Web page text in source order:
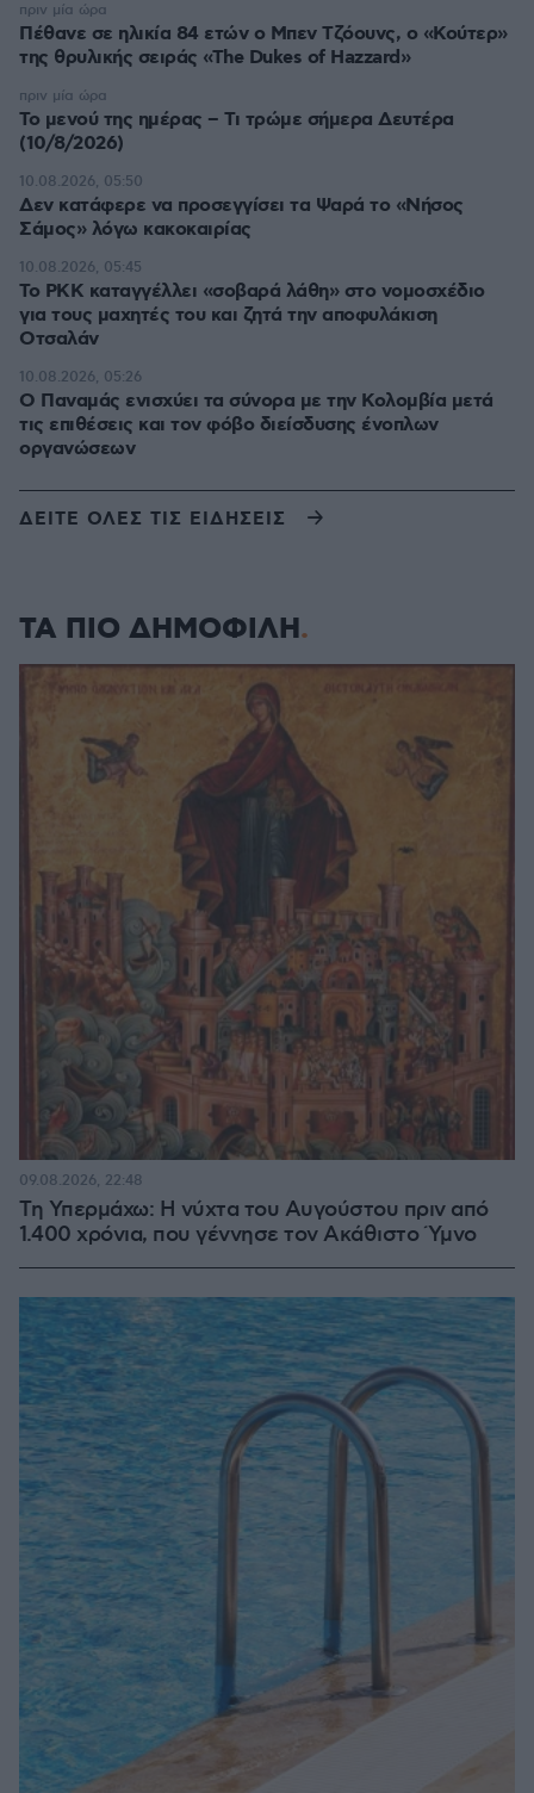
Πέθανε σε ηλικία 84 ετών ο Μπεν Τζόουνς, ο «Κούτερ»
της θρυλικής σειράς «The Dukes of Hazzard»
πριν μία ώρα
Το μενού της ημέρας – Τι τρώμε σήμερα Δευτέρα
(10/8/2026)
πριν μία ώρα
Δεν κατάφερε να προσεγγίσει τα Ψαρά το «Νήσος
Σάμος» λόγω κακοκαιρίας
10.08.2026, 05:50
Το PKK καταγγέλλει «σοβαρά λάθη» στο νομοσχέδιο
για τους μαχητές του και ζητά την αποφυλάκιση
Οτσαλάν
10.08.2026, 05:45
O Παναμάς ενισχύει τα σύνορα με την Κολομβία μετά
τις επιθέσεις και τον φόβο διείσδυσης ένοπλων
οργανώσεων
10.08.2026, 05:26
ΔΕΙΤΕ ΟΛΕΣ ΤΙΣ ΕΙΔΗΣΕΙΣ
ΤΑ ΠΙΟ ΔΗΜΟΦΙΛΗ
Τη Υπερμάχω: Η νύχτα του Αυγούστου πριν από
1.400 χρόνια, που γέννησε τον Ακάθιστο Ύμνο
09.08.2026, 22:48